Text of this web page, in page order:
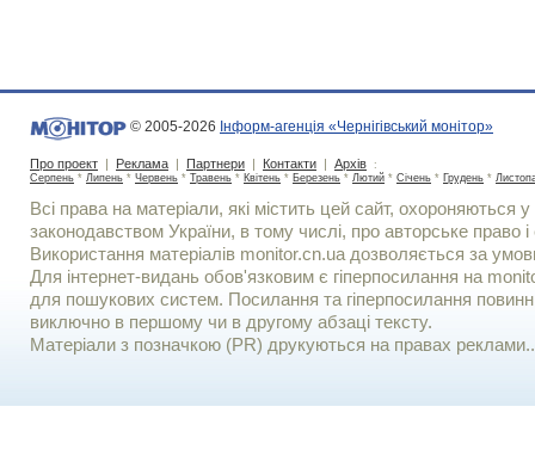
© 2005-2026 Інформ-агенція «Чернігівський монітор»
Про проект | Реклама | Партнери | Контакти | Архів :
Серпень * Липень * Червень * Травень * Квітень * Березень * Лютий * Січень * Грудень *
Всі права на матеріали, які містить цей сайт, охороняються у
законодавством України, в тому числі, про авторське право і
Використання матерiалiв monitor.cn.ua дозволяється за
Для iнтернет-видань обов'язковим є гiперпосилання на
для пошукових систем. Посилання та гіперпосилання
виключно в першому чи в другому абзаці тексту.
Матеріали з позначкою (PR) друкуються на правах реклами..